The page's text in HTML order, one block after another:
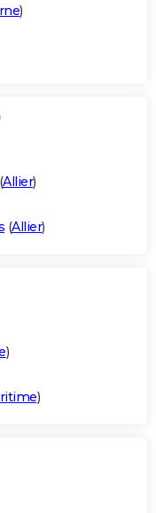
)
(Allier)
(Allier)
)
)